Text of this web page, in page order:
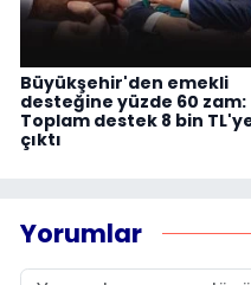
Büyükşehir'den emekli
desteğine yüzde 60 zam:
Toplam destek 8 bin
çıktı
Yorumlar